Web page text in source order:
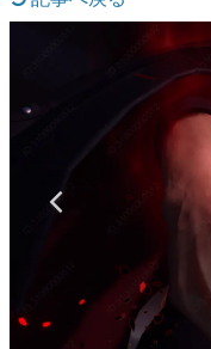
なんで
ゲーム開
具体的な形
です。
ゲーム
「経験値
の起源や用
イニーP氏
カテゴリ
特集記事